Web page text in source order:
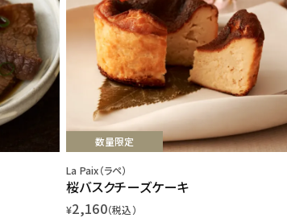
数量限定
La Paix（ラペ）
桜バスクチーズケーキ
¥2,160（税込）